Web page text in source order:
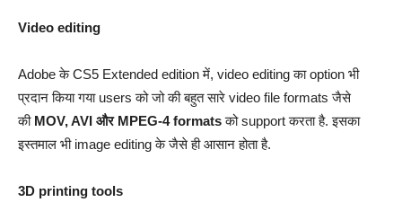
Video editing
Adobe के CS5 Extended edition में, video editing का option भी
प्रदान किया गया users को जो की बहुत सारे video file formats जैसे
की MOV, AVI और MPEG-4 formatsको support करता है. इसका
इस्तमाल भी image editing के जैसे ही आसान होता है.
3D printing tools